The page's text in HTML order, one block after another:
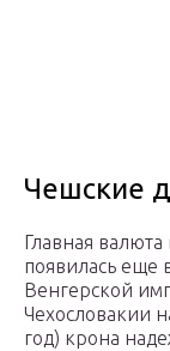
Чешские
Главная
появилась еще
Венгерской
Чехословакии
год) крона